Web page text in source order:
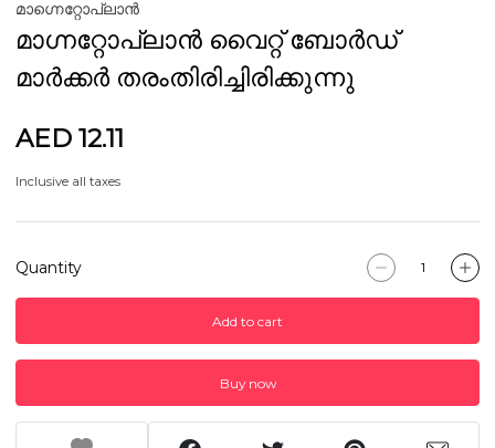
മാഗ്നെറ്റോപ്ലാൻ
മാഗ്നറ്റോപ്ലാൻ വൈറ്റ് ബോർഡ്
മാർക്കർ തരംതിരിച്ചിരിക്കുന്നു
AED 12.11
Inclusive all taxes
Quantity
Add to cart
Buy now